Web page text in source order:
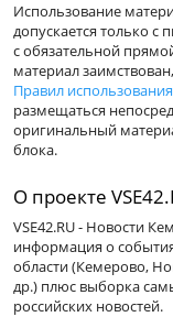
Использование
допускается только
с обязательной
материал
Правил
размещаться
оригинальный
блока.
О проекте
VSE42.RU - Новости
информация о
области (Кемерово,
др.) плюс выборка
российских новостей.